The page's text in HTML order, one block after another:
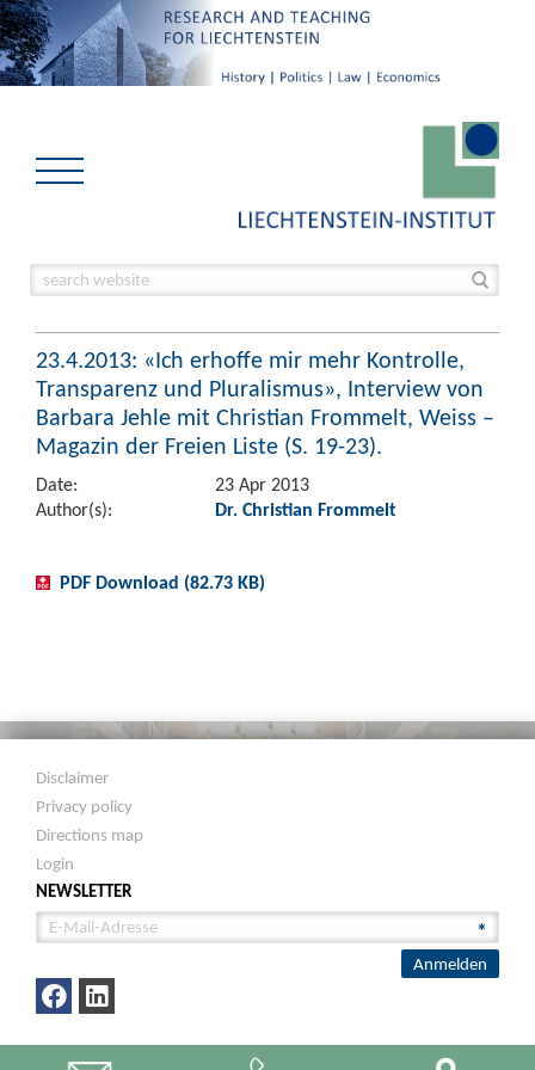
23.4.2013: «Ich erhoffe mir mehr Kontrolle,
Transparenz und Pluralismus», Interview von
Barbara Jehle mit Christian Frommelt, Weiss –
Magazin der Freien Liste (S. 19-23).
Date:
23 Apr 2013
Author(s):
Dr. Christian Frommelt
PDF Download (82.73 KB)
Disclaimer
Privacy policy
Directions map
Login
NEWSLETTER